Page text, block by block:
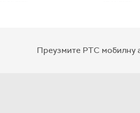
Преузмите РТС мобилну